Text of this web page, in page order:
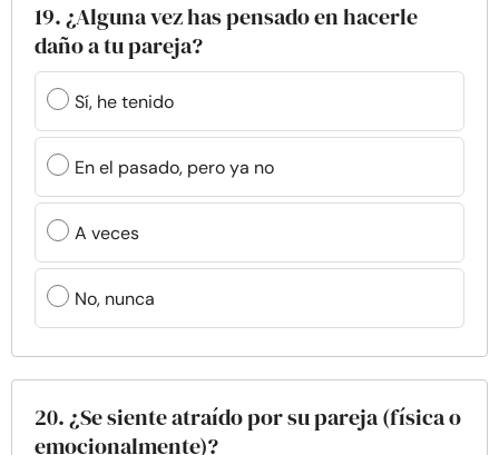
19. ¿Alguna vez has pensado en hacerle
daño a tu pareja?
Sí, he tenido
En el pasado, pero ya no
A veces
No, nunca
20. ¿Se siente atraído por su pareja (física o
emocionalmente)?